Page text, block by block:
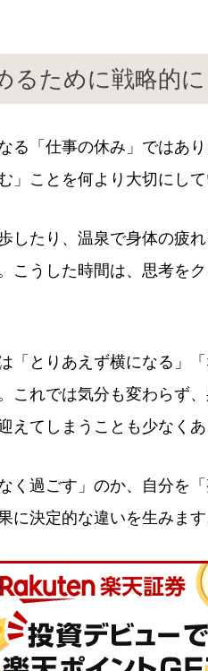
るために戦略的に
る「仕事の休み」ではあ
」ことを何より大切にして
したり、温泉で身体の疲
こうした時間は、思考を
「とりあえず横になる」
これでは気分も変わらず
えてしまうことも少なくあ
く過ごす」のか、自分を
に決定的な違いを生みます